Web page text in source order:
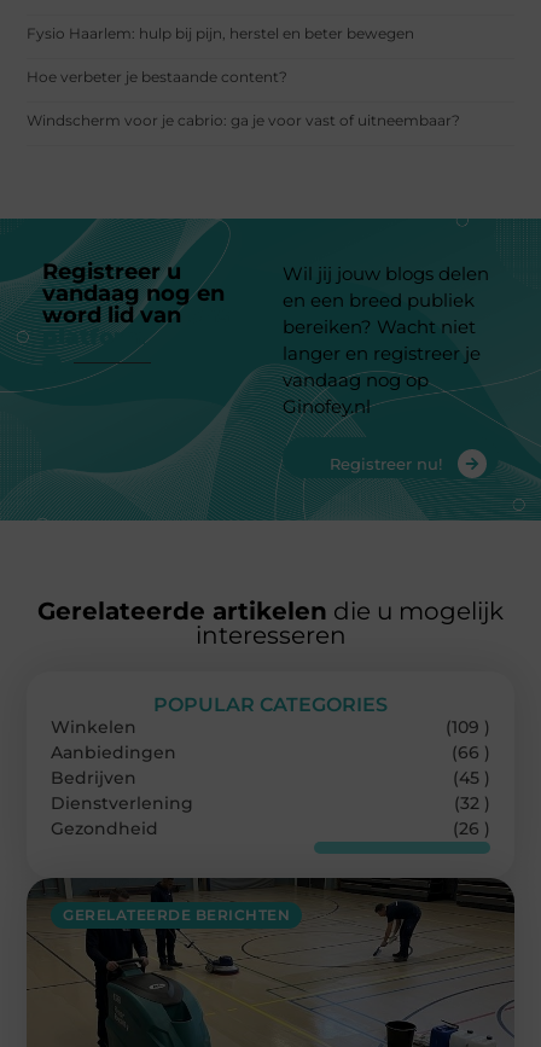
Fysio Haarlem: hulp bij pijn, herstel en beter bewegen
Hoe verbeter je bestaande content?
Windscherm voor je cabrio: ga je voor vast of uitneembaar?
Registreer u
vandaag nog en
word lid van
platform
Wil jij jouw blogs delen
en een breed publiek
bereiken? Wacht niet
langer en registreer je
vandaag nog op
Ginofey.nl
Registreer nu!
Gerelateerde artikelen die u mogelijk
interesseren
GERELATEERDE BERICHTEN
POPULAR CATEGORIES
Winkelen
(109 )
Aanbiedingen
(66 )
Bedrijven
(45 )
Dienstverlening
(32 )
Gezondheid
(26 )